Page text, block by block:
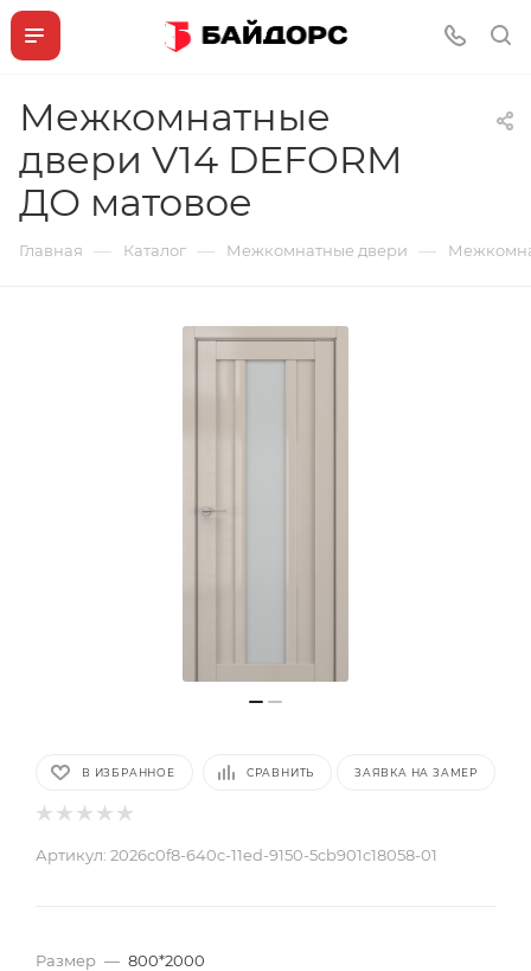
Межкомнатные
двери V14 DEFORM
ДО матовое
Главная — Каталог — Межкомнатные двери —
В ИЗБРАННОЕ СРАВНИТЬ ЗАЯВКА НА ЗАМЕР
Артикул: 2026c0f8-640c-11ed-9150-5cb901c18058-01
Размер — 800*2000